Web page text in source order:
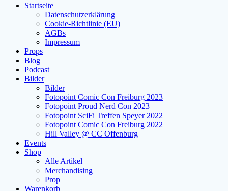
Startseite
Datenschutzerklärung
Cookie-Richtlinie (EU)
AGBs
Impressum
Props
Blog
Podcast
Bilder
Bilder
Fotopoint Comic Con Freiburg 2023
Fotopoint Proud Nerd Con 2023
Fotopoint SciFi Treffen Speyer 2022
Fotopoint Comic Con Freiburg 2022
Hill Valley @ CC Offenburg
Events
Shop
Alle Artikel
Merchandising
Prop
Warenkorb